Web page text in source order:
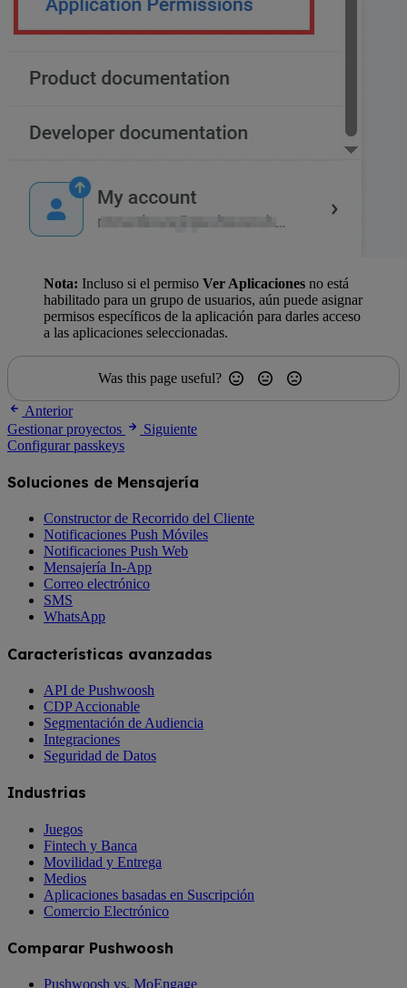
Nota: Incluso si el permiso Ver Aplicaciones no está
habilitado para un grupo de usuarios, aún puede asignar
permisos específicos de la aplicación para darles acceso
a las aplicaciones seleccionadas.
Was this page useful?
Anterior
Gestionar proyectos
Siguiente
Configurar passkeys
Soluciones de Mensajería
Constructor de Recorrido del Cliente
Notificaciones Push Móviles
Notificaciones Push Web
Mensajería In-App
Correo electrónico
SMS
WhatsApp
Características avanzadas
API de Pushwoosh
CDP Accionable
Segmentación de Audiencia
Integraciones
Seguridad de Datos
Industrias
Juegos
Fintech y Banca
Movilidad y Entrega
Medios
Aplicaciones basadas en Suscripción
Comercio Electrónico
Comparar Pushwoosh
Pushwoosh vs. MoEngage